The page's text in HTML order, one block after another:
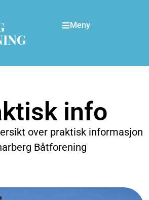
Meny
info
over praktisk informasjon
Båtforening